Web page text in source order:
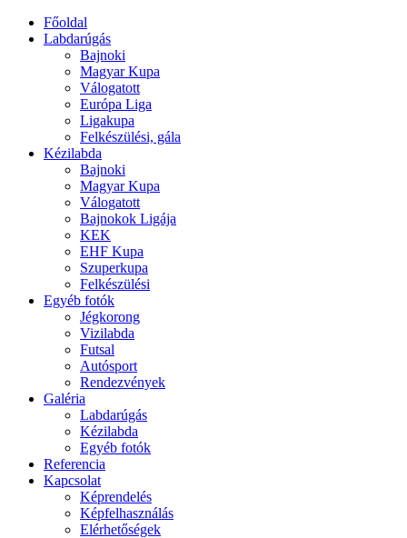
Főoldal
Labdarúgás
Bajnoki
Magyar Kupa
Válogatott
Európa Liga
Ligakupa
Felkészülési, gála
Kézilabda
Bajnoki
Magyar Kupa
Válogatott
Bajnokok Ligája
KEK
EHF Kupa
Szuperkupa
Felkészülési
Egyéb fotók
Jégkorong
Vizilabda
Futsal
Autósport
Rendezvények
Galéria
Labdarúgás
Kézilabda
Egyéb fotók
Referencia
Kapcsolat
Képrendelés
Képfelhasználás
Elérhetőségek